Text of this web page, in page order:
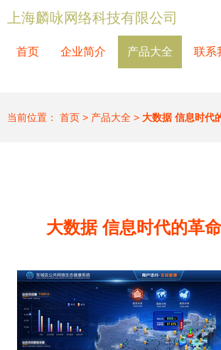
上海麟咏网络科技有限公司
首页 企业简介 产品大全 联系
当前位置： 首页 > 产品大全 > 大数据 信息时代
大数据 信息时代的革